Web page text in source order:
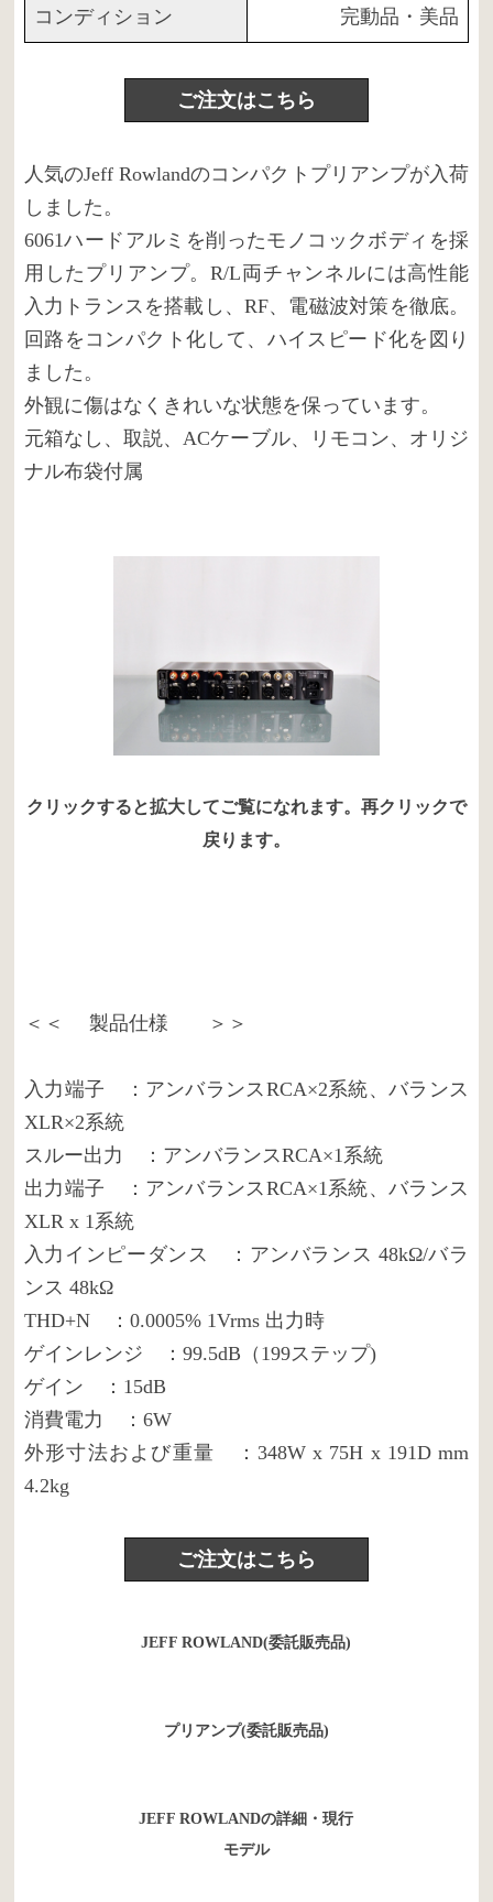
コンディション 完動品・美品
ご注文はこちら
人気のJeff Rowlandのコンパクトプリアンプが入荷
しました。
6061ハードアルミを削ったモノコックボディを採
用したプリアンプ。R/L両チャンネルには高性能
入力トランスを搭載し、RF、電磁波対策を徹底。
回路をコンパクト化して、ハイスピード化を図り
ました。
外観に傷はなくきれいな状態を保っています。
元箱なし、取説、ACケーブル、リモコン、オリジ
ナル布袋付属
クリックすると拡大してご覧になれます。再クリックで
戻ります。
＜＜ 製品仕様 ＞＞
入力端子 ：アンバランスRCA×2系統、バランス
XLR×2系統
スルー出力 ：アンバランスRCA×1系統
出力端子 ：アンバランスRCA×1系統、バランス
XLR x 1系統
入力インピーダンス ：アンバランス 48kΩ/バラ
ンス 48kΩ
THD+N ：0.0005% 1Vrms 出力時
ゲインレンジ ：99.5dB（199ステップ)
ゲイン ：15dB
消費電力 ：6W
外形寸法および重量 ：348W x 75H x 191D mm
4.2kg
ご注文はこちら
JEFF ROWLAND(委託販売品)
プリアンプ(委託販売品)
JEFF ROWLANDの詳細・現行
モデル